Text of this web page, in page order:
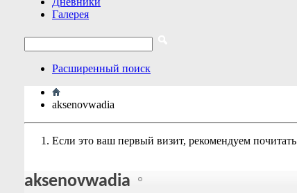
Галерея
Расширенный поиск
aksenovwadia
Если это ваш первый визит, рекомендуем почитать
aksenovwadia